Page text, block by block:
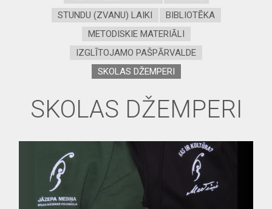
STUNDU (ZVANU) LAIKI
BIBLIOTĒKA
METODISKIE MATERIĀLI
IZGLĪTOJAMO PAŠPĀRVALDE
SKOLAS DŽEMPERI
SKOLAS DŽEMPERI